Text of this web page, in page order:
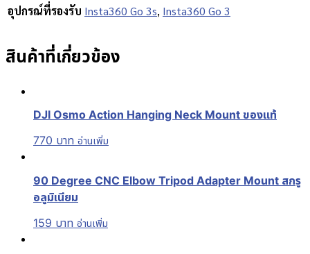
อุปกรณ์ที่รองรับ Insta360 Go 3s, Insta360 Go 3
สินค้าที่เกี่ยวข้อง
DJI Osmo Action Hanging Neck Mount ของแท้
770 บาท อ่านเพิ่ม
90 Degree CNC Elbow Tripod Adapter Mount สกรู
อลูมิเนียม
159 บาท อ่านเพิ่ม